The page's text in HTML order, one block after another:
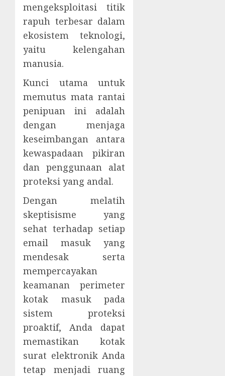
mengeksploitasi titik
rapuh terbesar dalam
ekosistem teknologi,
yaitu kelengahan
manusia.
Kunci utama untuk
memutus mata rantai
penipuan ini adalah
dengan menjaga
keseimbangan antara
kewaspadaan pikiran
dan penggunaan alat
proteksi yang andal.
Dengan melatih
skeptisisme yang
sehat terhadap setiap
email masuk yang
mendesak serta
mempercayakan
keamanan perimeter
kotak masuk pada
sistem proteksi
proaktif, Anda dapat
memastikan kotak
surat elektronik Anda
tetap menjadi ruang